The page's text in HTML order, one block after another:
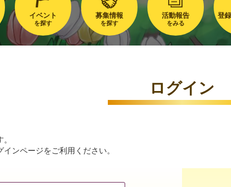
イベント
を探す
募集情報
を探す
活動報告
をみる
登
ログイン
ンページをご利用ください。